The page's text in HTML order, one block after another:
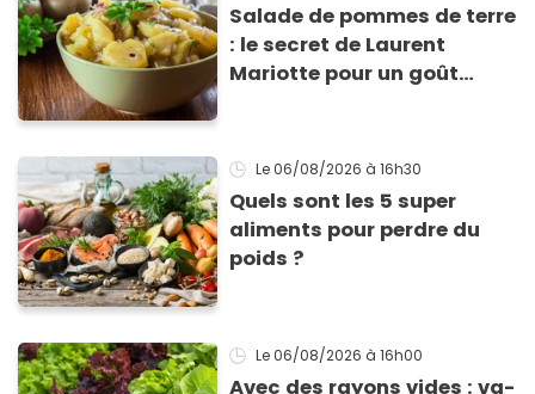
Salade de pommes de terre
: le secret de Laurent
Mariotte pour un goût
Le 06/08/2026 à 16h30
Quels sont les 5 super
aliments pour perdre du
poids ?
Le 06/08/2026 à 16h00
Avec des rayons vides : va-